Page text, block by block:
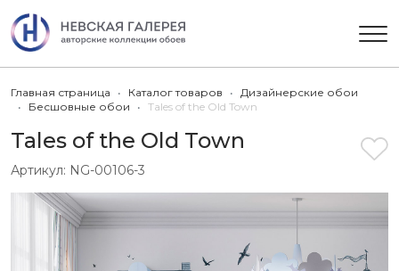
Главная страница Каталог товаров
Дизайнерские обои
Бесшовные обои
Tales of the Old Town
Tales of the Old Town
Артикул: NG-00106-3